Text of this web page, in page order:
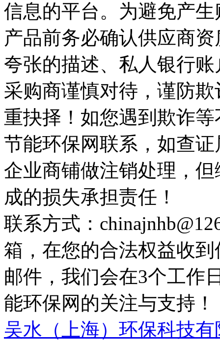
信息的平台。为避免产
产品前务必确认供应商
夸张的描述、私人银行
采购商谨慎对待，谨防
重抉择！如您遇到欺诈
节能环保网联系，如查
企业商铺做注销处理，
成的损失承担责任！
联系方式：
箱，在您的合法权益收
邮件，我们会在3个工作
能环保网的关注与支持！
吴水（上海）环保科技有